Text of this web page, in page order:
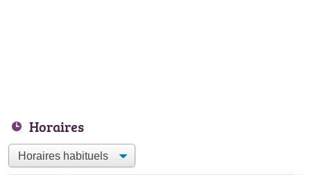
Horaires